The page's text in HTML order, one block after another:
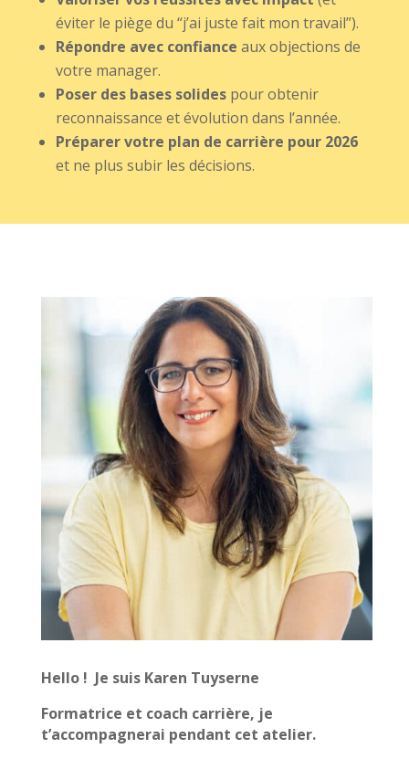
éviter le piège du “j’ai juste fait mon travail”).
Répondre avec confiance aux objections de
votre manager.
Poser des bases solidespour obtenir
reconnaissance et évolution dans l’année.
Préparer votre plan de carrière pour 2026
et ne plus subir les décisions.
Hello ! Je suis Karen Tuyserne
Formatrice et coach carrière, je
t’accompagnerai pendant cet atelier.